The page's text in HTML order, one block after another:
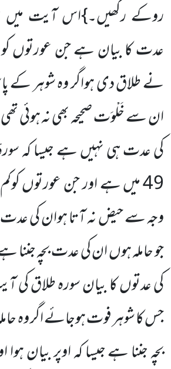
روکے رکھیں۔}اس آیت میں
عدت کا بیان ہے جن عورتوں
نے طلاق دی ہواگر وہ شوہر کے
ان سے خَلْوَت صحیحہ بھی نہ ہوئی
کی عدت ہی نہیں ہے جیسا کہ
49 میں ہے اور جن عورتوں
وجہ سے حیض نہ آتا ہوان کی
جو حاملہ ہوں ان کی عدت بچہ جننا
جس کا شوہر فوت ہوجائے اگر وہ
بچہ جننا ہے جیسا کہ اوپر بیان